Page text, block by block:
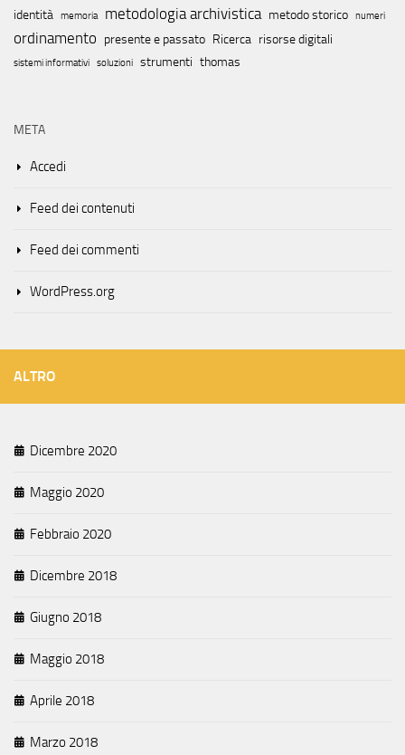
identità memoria metodologia archivistica metodo storico numeri
ordinamento presente e passato Ricerca risorse digitali
sistemi informativi soluzioni strumenti thomas
META
Accedi
Feed dei contenuti
Feed dei commenti
WordPress.org
ALTRO
Dicembre 2020
Maggio 2020
Febbraio 2020
Dicembre 2018
Giugno 2018
Maggio 2018
Aprile 2018
Marzo 2018